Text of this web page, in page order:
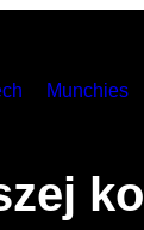
Munchies